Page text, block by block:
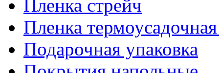
Пленка стрейч
Пленка
Подарочная упаковка